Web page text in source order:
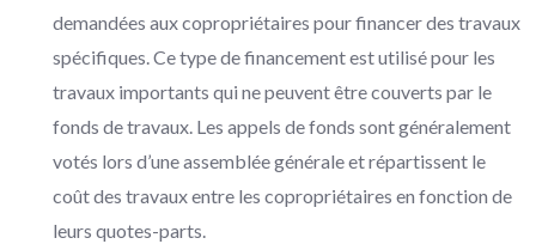
demandées aux copropriétaires pour financer des travaux
spécifiques. Ce type de financement est utilisé pour les
travaux importants qui ne peuvent être couverts par le
fonds de travaux. Les appels de fonds sont généralement
votés lors d’une assemblée générale et répartissent le
coût des travaux entre les copropriétaires en fonction de
leurs quotes-parts.